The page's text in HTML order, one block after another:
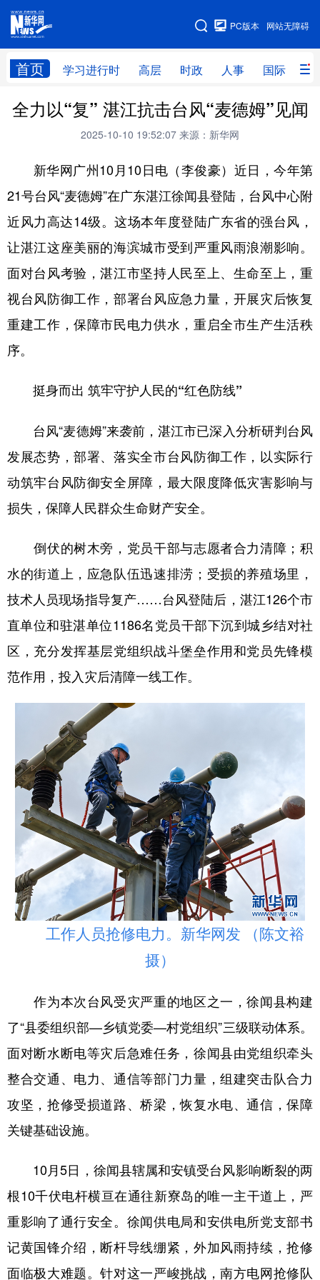
网站无障碍
PC版本
首页 学习进行时 高层 时政 人事 国际 财
网站地图
学习进行时 高层 时政 人事
财经 网评
台湾 思客智库 全球连线 教育
科技 科创 量子 体育
文化 书画 健康 军事
访谈 视频 图片 政务
食品 人居 信息化 数字经济
公益 一带一路 亚太网 上市公司
文化产业
北京 天津 河北 山西
辽宁 吉林 上海 江苏
山东 河南 湖北 湖南
广东 广西
四川 贵州 云南 西藏
新疆 内蒙古 黑龙江
多语种频道
English Español Français عربى
Русский язык 日本語 한국어
Deutsch Português
全力以“复” 湛江抗击台风“麦德姆”见闻
2025-10-10 19:52:07 来源：新华网
新华网广州10月10日电（李俊豪）近日，今年第
21号台风“麦德姆”在广东湛江徐闻县登陆，台风中心附
近风力高达14级。这场本年度登陆广东省的强台风，
让湛江这座美丽的海滨城市受到严重风雨浪潮影响。
面对台风考验，湛江市坚持人民至上、生命至上，重
视台风防御工作，部署台风应急力量，开展灾后恢复
重建工作，保障市民电力供水，重启全市生产生活秩
序。
挺身而出 筑牢守护人民的“红色防线”
台风“麦德姆”来袭前，湛江市已深入分析研判台风
发展态势，部署、落实全市台风防御工作，以实际行
动筑牢台风防御安全屏障，最大限度降低灾害影响与
损失，保障人民群众生命财产安全。
倒伏的树木旁，党员干部与志愿者合力清障；积
水的街道上，应急队伍迅速排涝；受损的养殖场里，
技术人员现场指导复产……台风登陆后，湛江126个市
直单位和驻湛单位1186名党员干部下沉到城乡结对社
区，充分发挥基层党组织战斗堡垒作用和党员先锋模
范作用，投入灾后清障一线工作。
工作人员抢修电力。新华网发 （陈文裕
摄）
作为本次台风受灾严重的地区之一，徐闻县构建
了“县委组织部—乡镇党委—村党组织”三级联动体系。
面对断水断电等灾后急难任务，徐闻县由党组织牵头
整合交通、电力、通信等部门力量，组建突击队合力
攻坚，抢修受损道路、桥梁，恢复水电、通信，保障
关键基础设施。
10月5日，徐闻县辖属和安镇受台风影响断裂的两
根10千伏电杆横亘在通往新寮岛的唯一主干道上，严
重影响了通行安全。徐闻供电局和安供电所党支部书
记黄国锋介绍，断杆导线绷紧，外加风雨持续，抢修
面临极大难题。针对这一严峻挑战，南方电网抢修队